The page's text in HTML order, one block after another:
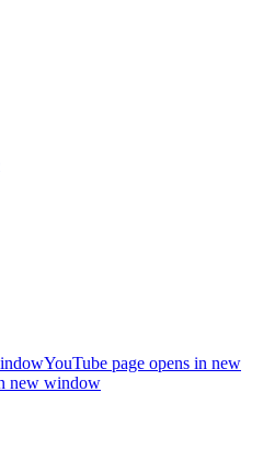
YouTube page opens in new
new window